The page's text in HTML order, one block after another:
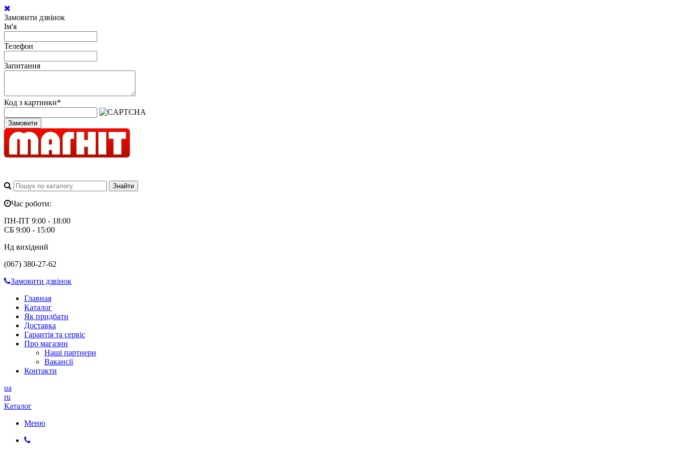
Замовити дзвінок
Ім'я
Телефон
Запитання
Код з картинки*
Замовити
Час роботи:
ПН-ПТ 9:00 - 18:00
СБ 9:00 - 15:00
Нд вихідний
(067) 380-27-62
Замовити дзвінок
Главная
Каталог
Як придбати
Доставка
Гарантія та сервіс
Про магазин
Наші партнери
Вакансії
Контакти
ua
ru
Каталог
Меню